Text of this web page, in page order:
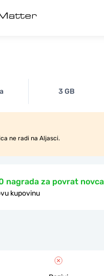
3 GB
ne radi na Aljasci.
nagrada za povrat novca
kupovinu